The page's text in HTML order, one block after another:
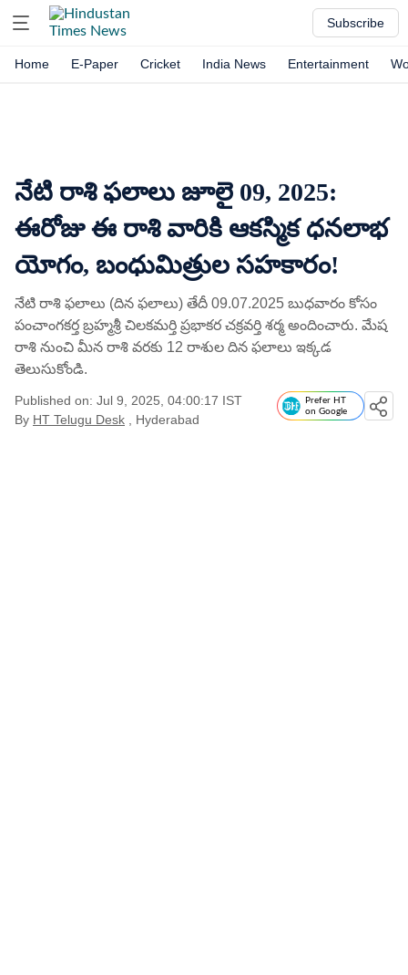
Subscribe
Home E-Paper Cricket India News Entertainment
నేటి రాశి ఫలాలు జూలై 09, 2025:
ఈరోజు ఈ రాశి వారికి ఆకస్మిక ధనలాభ
యోగం, బంధుమిత్రుల సహకారం!
నేటి రాశి ఫలాలు (దిన ఫలాలు) తేదీ 09.07.2025 బుధవారం కోసం
పంచాంగకర్త బ్రహ్మశ్రీ చిలకమర్తి ప్రభాకర చక్రవర్తి శర్మ అందించారు. మేష
రాశి నుంచి మీన రాశి వరకు 12 రాశుల దిన ఫలాలు ఇక్కడ
తెలుసుకోండి.
Published on: Jul 9, 2025, 04:00:17 IST
By HT Telugu Desk , Hyderabad
Prefer HT
on Google